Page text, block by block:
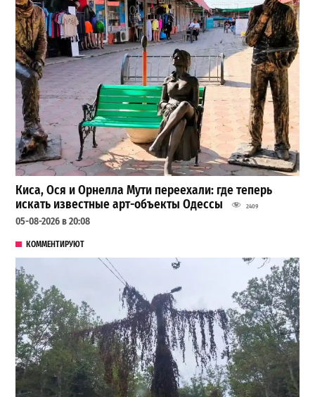
Киса, Ося и Орнелла Мути переехали: где теперь
искать известные арт-объекты Одессы
2409
05-08-2026 в 20:08
КОММЕНТИРУЮТ